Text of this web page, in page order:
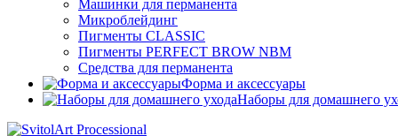
Машинки для перманента
Микроблейдинг
Пигменты CLASSIC
Пигменты PERFECT BROW NBM
Средства для перманента
Форма и аксессуары
Наборы для домашнего